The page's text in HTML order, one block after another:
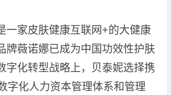
一家皮肤健康互联网+的大健康
牌薇诺娜已成为中国功效性护肤
字化转型战略上，贝泰妮选择携
字化人力资本管理体系和管理